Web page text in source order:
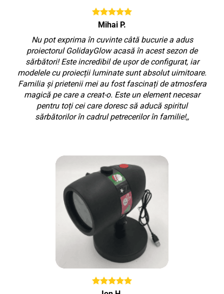
Mihai P.
Nu pot exprima în cuvinte câtă bucurie a adus
proiectorul GolidayGlow acasă în acest sezon de
sărbători! Este incredibil de ușor de configurat, iar
modelele cu proiecții luminate sunt absolut uimitoare.
Familia și prietenii mei au fost fascinați de atmosfera
magică pe care a creat-o. Este un element necesar
pentru toți cei care doresc să aducă spiritul
sărbătorilor în cadrul petrecerilor în familie!,,